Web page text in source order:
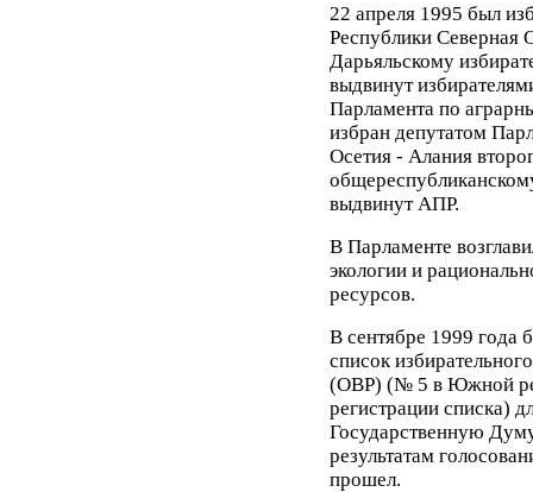
22 апреля 1995 был
Республики Северная
Дарьяльскому
выдвинут
Парламента по
избран депутатом
Осетия - Алания
выдвинут АПР.
В Парламенте
экологии и
ресурсов.
В сентябре 1999 года
список
(ОВР) (№ 5 в Южной
регистрации списка)
Государственную
результатам
прошел.